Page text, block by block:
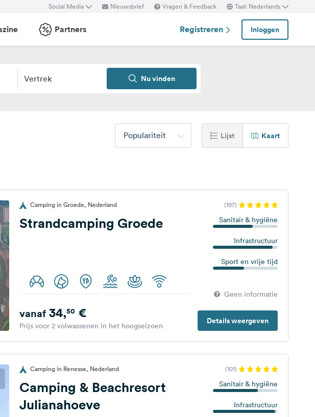
Social Media Nieuwsbrief Vragen & Feedback Taal: Nederlands
Partners Registreren Inloggen
Vertrek Nu vinden
Populariteit Lijst Kaart
Camping in Groede, Nederland (197)
Strandcamping Groede Sanitair & hygiëne
Infrastructuur
Sport en vrije tijd
Geen informatie
Details weergeven
vanaf34,50€
Prijs voor 2 volwassenen in het hoogseizoen
Camping in Renesse, Nederland (101)
Camping & Beachresort
Julianahoeve
Sanitair & hygiëne
Infrastructuur